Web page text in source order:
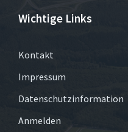
Wichtige Links
Kontakt
Impressum
Datenschutzinformation
Anmelden